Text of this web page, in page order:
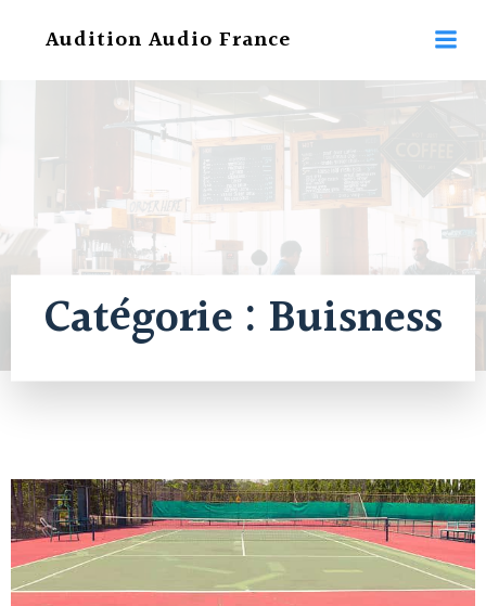
au
Audition Audio France
Catégorie : Buisness